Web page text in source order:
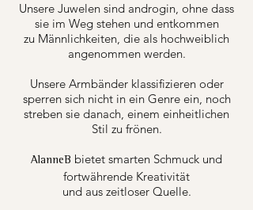
Unsere Juwelen sind androgin, ohne dass
sie im Weg stehen und entkommen
zu Männlichkeiten, die als hochweiblich
angenommen werden.
Unsere Armbänder klassifizieren oder
sperren sich nicht in ein Genre ein, noch
streben sie danach, einem einheitlichen
Stil zu frönen.
AlanneB bietet smarten Schmuck und
fortwährende Kreativität
und aus zeitloser Quelle.